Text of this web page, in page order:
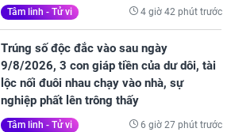
Tâm linh - Tử vi 4 giờ 42 phút trước
Trúng số độc đắc vào sau ngày
9/8/2026, 3 con giáp tiền của dư dôi, tài
lộc nối đuôi nhau chạy vào nhà, sự
nghiệp phất lên trông thấy
Tâm linh - Tử vi 6 giờ 27 phút trước